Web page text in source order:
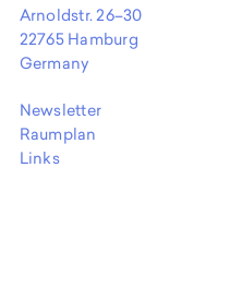
Arnoldstr. 26–30
22765 Hamburg
Germany
Newsletter
Raumplan
Links